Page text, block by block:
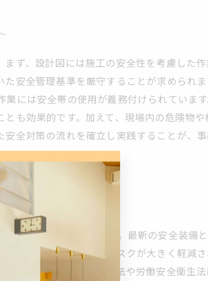
ず、設計図には施工の安全性を考慮した
安全管理基準を厳守することが求められ
には安全帯の使用が義務付けられていま
も効果的です。加えて、現場内の危険物
全対策の流れを確立し実践することが、
の保護に欠かせません。最新の安全装備
墜落や挟まれ事故のリスクが大きく軽減
遵守も重要で、建設業法や労働安全衛生